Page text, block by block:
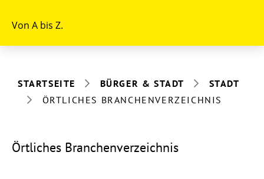
Von A bis Z.
STARTSEITE BÜRGER & STADT
STADT
ÖRTLICHES BRANCHENVERZEICHNIS
Örtliches Branchenverzeichnis